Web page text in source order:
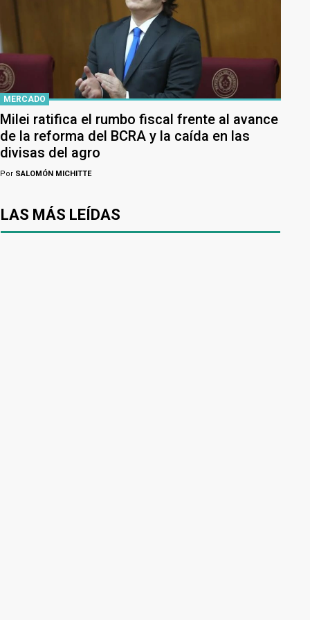
MERCADO
Milei ratifica el rumbo fiscal frente al avance
de la reforma del BCRA y la caída en las
divisas del agro
Por SALOMÓN MICHITTE
LAS MÁS LEÍDAS